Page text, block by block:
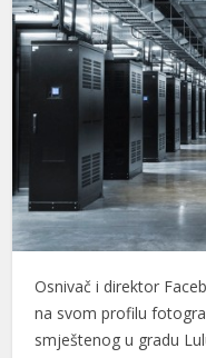
Osnivač i direktor
na svom profilu
smještenog u gradu